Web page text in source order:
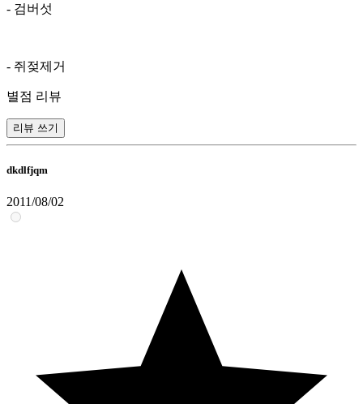
- 검버섯
- 쥐젖제거
별점 리뷰
리뷰 쓰기
dkdlfjqm
2011/08/02